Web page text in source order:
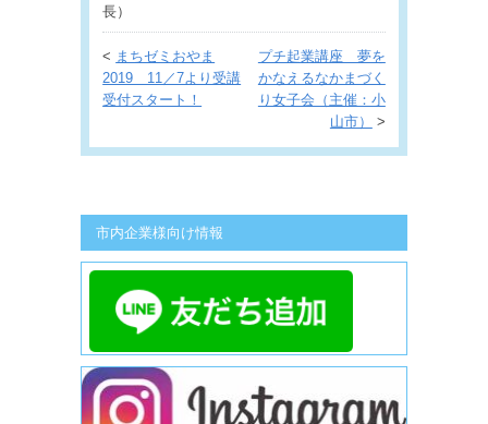
長）
< まちゼミおやま
2019 11／7より受講
受付スタート！
プチ起業講座 夢を
かなえるなかまづく
り女子会（主催：小
山市）
>
市内企業様向け情報